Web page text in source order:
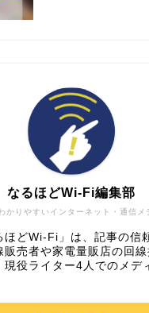
かりやすいインターネット・通信メ
なるほどWi-Fi編集部
ほどWi-Fi」は、記事の信
販売者や家電量販店の回
現役ライター4人でのメデ